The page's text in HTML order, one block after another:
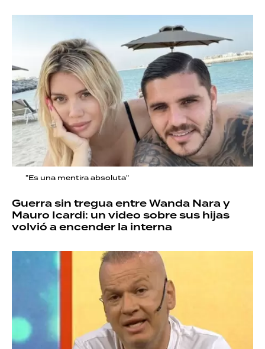
"Es una mentira absoluta"
Guerra sin tregua entre Wanda Nara y
Mauro Icardi: un video sobre sus hijas
volvió a encender la interna